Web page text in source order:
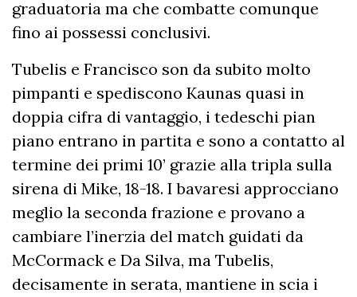
graduatoria ma che combatte comunque
fino ai possessi conclusivi.
Tubelis e Francisco son da subito molto
pimpanti e spediscono Kaunas quasi in
doppia cifra di vantaggio, i tedeschi pian
piano entrano in partita e sono a contatto al
termine dei primi 10’ grazie alla tripla sulla
sirena di Mike, 18-18. I bavaresi approcciano
meglio la seconda frazione e provano a
cambiare l’inerzia del match guidati da
McCormack e Da Silva, ma Tubelis,
decisamente in serata, mantiene in scia i